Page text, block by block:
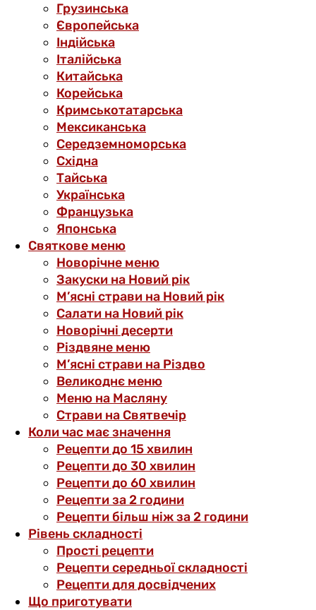
Грузинська
Європейська
Індійська
Італійська
Китайська
Корейська
Кримськотатарська
Мексиканська
Середземноморська
Східна
Тайська
Українська
Французька
Японська
Святкове меню
Новорічне меню
Закуски на Новий рік
М’ясні страви на Новий рік
Салати на Новий рік
Новорічні десерти
Різдвяне меню
М’ясні страви на Різдво
Великоднє меню
Меню на Масляну
Страви на Святвечір
Коли час має значення
Рецепти до 15 хвилин
Рецепти до 30 хвилин
Рецепти до 60 хвилин
Рецепти за 2 години
Рецепти більш ніж за 2 години
Рівень складності
Прості рецепти
Рецепти середньої складності
Рецепти для досвідчених
Що приготувати